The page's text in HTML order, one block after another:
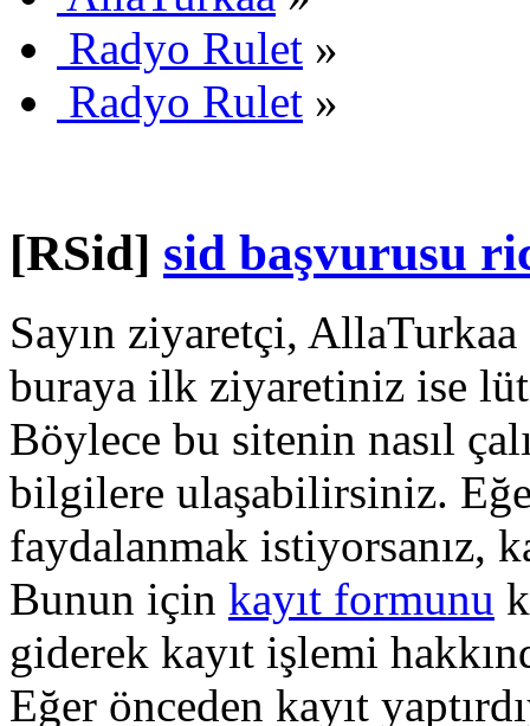
Radyo Rulet »
Radyo Rulet »
[RSid] sid başvurusu
Sayın ziyaretçi,
buraya ilk ziyaretiniz ise
Böylece bu sitenin nasıl
bilgilere ulaşabilirsiniz.
faydalanmak istiyorsanız,
Bunun için kayıt formunu
giderek kayıt işlemi
Eğer önceden kayıt